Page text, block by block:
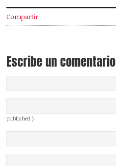
Compartir
Escribe un comentario
published )